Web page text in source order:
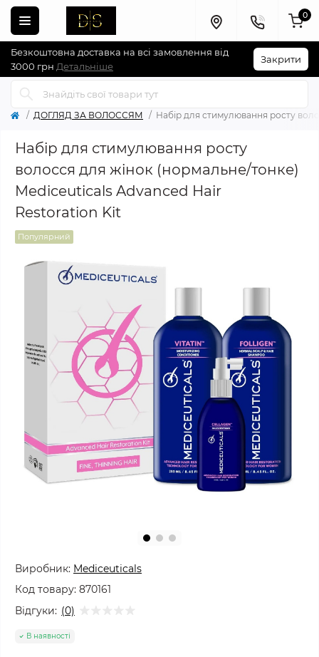
Безкоштовна доставка на всі замовлення від
3000 грн Детальніше
Закрити
0
ДОГЛЯД ЗА ВОЛОССЯМ Набір для стимулювання росту
Набір для стимулювання росту
волосся для жінок (нормальне/тонке)
Mediceuticals Advanced Hair
Restoration Kit
Популярний
Виробник: Mediceuticals
Код товару: 870161
Відгуки: (0)
В наявності